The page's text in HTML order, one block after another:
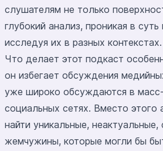
слушателям не только
глубокий анализ, проникая в
исследуя их в разных контекстах.
Что делает этот подкаст
он избегает обсуждения
уже широко обсуждаются в
социальных сетях. Вместо этого
найти уникальные,
жемчужины, которые могли бы